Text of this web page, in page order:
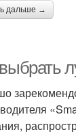
дальше →